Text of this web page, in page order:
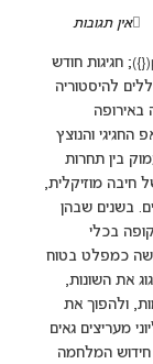
אין תגובות
(adsbygoogle = window.adsbygoogle || []).push({}); חגיגות חודש
צוללים להיסטוריה
באירופה
החגיגי והנוצץ
בין תחרות
חיבה מוזיקלית,
בשנים שבהן
בכלי
כמפלט בטוח
את השונות,
ולהפוך את
מעריצים גאים
חידוש המלחמה